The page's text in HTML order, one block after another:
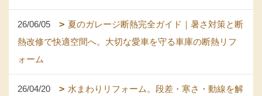
26/06/05
夏のガレージ断熱完全ガイド｜暑さ対策と断
熱改修で快適空間へ。大切な愛車を守る車庫の断熱リフ
ォーム
26/04/20
水まわりリフォーム。段差・寒さ・動線を解